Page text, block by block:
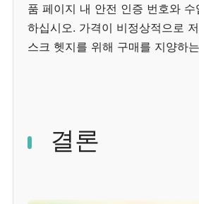
품 페이지 내 안전 인증 번호와
하십시오. 가격이 비정상적으로
스크 헷지를 위해 구매를 지양하
결론